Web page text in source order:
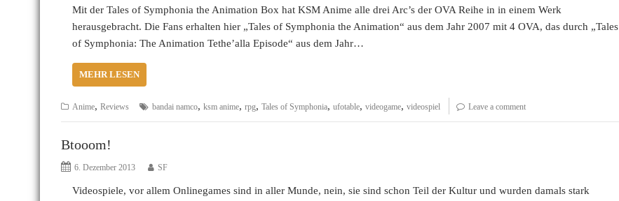
Mit der Tales of Symphonia the Animation Box hat KSM Anime alle drei Arc’s der OVA Reihe in in einem Werk
herausgebracht. Die Fans erhalten hier „Tales of Symphonia the Animation“ aus dem Jahr 2007 mit 4 OVA, das durch „Tales
of Symphonia: The Animation Tethe’alla Episode“ aus dem Jahr…
MEHR LESEN
Anime, Reviews bandai namco, ksm anime, rpg, Tales of Symphonia, ufotable, videogame, videospiel Leave a comment
Btooom!
6. Dezember 2013 SF
Videospiele, vor allem Onlinegames sind in aller Munde, nein, sie sind schon Teil der Kultur und wurden damals stark